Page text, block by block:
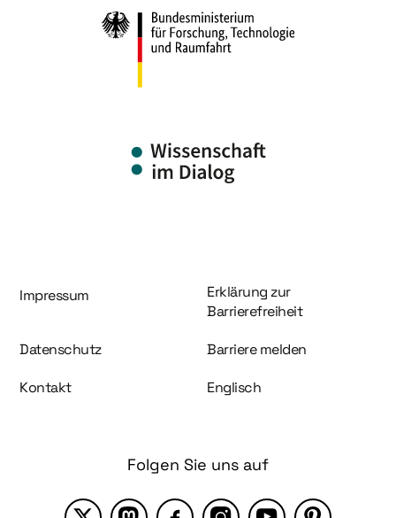
Information und Service
Impressum
Erklärung zur
Barrierefreiheit
Datenschutz Barriere melden
Kontakt Englisch
Folgen Sie uns auf